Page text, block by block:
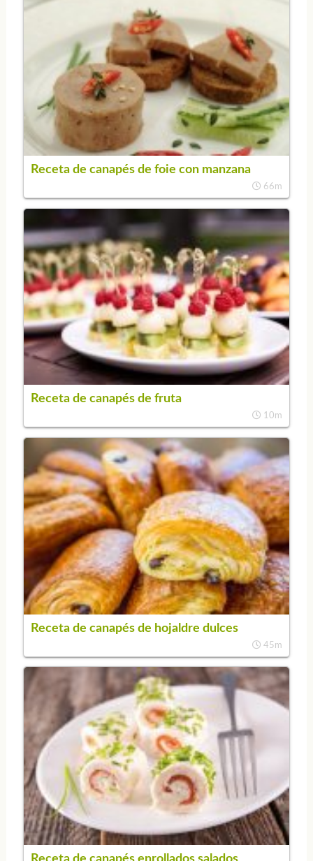
Receta de canapés de foie con manzana
66m
Receta de canapés de fruta
10m
Receta de canapés de hojaldre dulces
45m